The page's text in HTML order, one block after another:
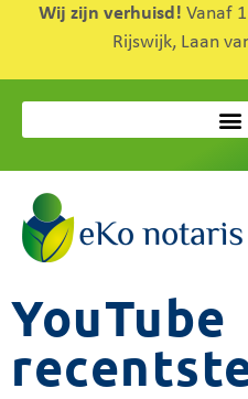
Wij zijn verhuisd! Vanaf
Rijswijk, Laan
YouTube